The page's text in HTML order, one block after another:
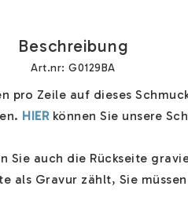
Beschreibung
Art.nr: G0129BA
pro Zeile auf dieses
HIER können Sie unsere
Sie auch die Rückseite
als Gravur zählt, Sie